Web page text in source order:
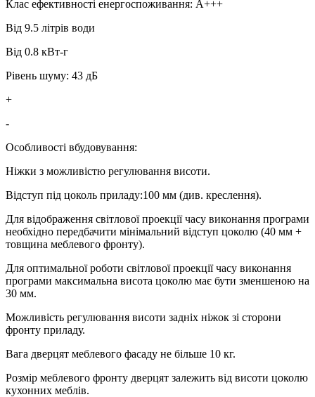
Клас ефективності енергоспоживання: A+++
Від 9.5 літрів води
Від 0.8 кВт-г
Рівень шуму: 43 дБ
+
-
Особливості вбудовування:
Ніжки з можливістю регулювання висоти.
Відступ під цоколь приладу:100 мм (див. креслення).
Для відображення світлової проекції часу виконання програми
необхідно передбачити мінімальний відступ цоколю (40 мм +
товщина меблевого фронту).
Для оптимальної роботи світлової проекції часу виконання
програми максимальна висота цоколю має бути зменшеною на
30 мм.
Можливість регулювання висоти задніх ніжок зі сторони
фронту приладу.
Вага дверцят меблевого фасаду не більше 10 кг.
Розмір меблевого фронту дверцят залежить від висоти цоколю
кухонних меблів.